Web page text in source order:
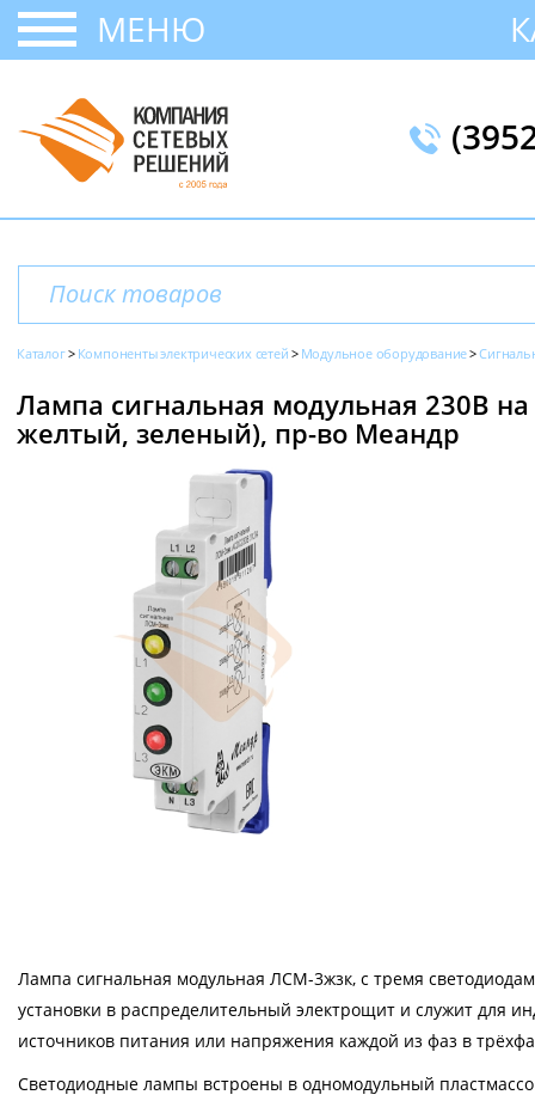
МЕНЮ
Каталог Компоненты электрических сетей Модульное оборудование
Лампа сигнальная модульная 230В
желтый, зеленый), пр-во Меандр
Лампа сигнальная модульная ЛСМ-3жзк, с тремя
установки в распределительный электрощит и служит для
источников питания или напряжения каждой из фаз в
Светодиодные лампы встроены в одномодульный